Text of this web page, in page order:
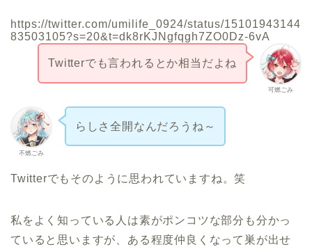
https://twitter.com/umilife_0924/status/15101943144
83503105?s=20&t=dk8rKJNgfqgh7ZO0Dz-6vA
可燃ごみ
Twitterでも言われるとか相当だよね
不燃ごみ
らしさ全開なんだろうね～
Twitterでもそのように思われていますね。笑
私をよく知っている人は素がポンコツな部分も分かっ
ていると思いますが、ある程度仲良くなって巣が出せ